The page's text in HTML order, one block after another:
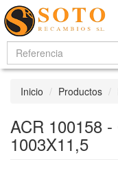
Inicio Productos
ACR 100158
1003X11,5